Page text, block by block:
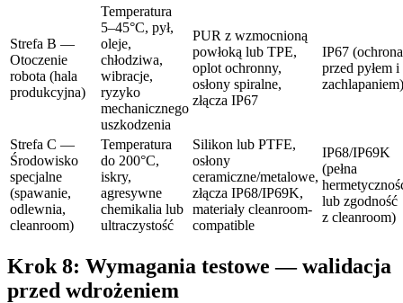
Strefa B —
Otoczenie
robota (hala
produkcyjna)
Temperatura
5–45°C, pył,
oleje,
chłodziwa,
wibracje,
ryzyko
mechanicznego
uszkodzenia
PUR z wzmocnioną
powłoką lub TPE,
oplot ochronny,
osłony spiralne,
złącza IP67
IP67 (ochrona
przed pyłem i
zachlapaniem)
Strefa C —
Środowisko
specjalne
(spawanie,
odlewnia,
cleanroom)
Temperatura
do 200°C,
iskry,
agresywne
chemikalia lub
ultraczystość
Silikon lub PTFE,
osłony
ceramiczne/metalowe,
złącza IP68/IP69K,
materiały cleanroom-
compatible
IP68/IP69K
(pełna
lub zgodność
z cleanroom)
Krok 8: Wymagania testowe — walidacja
przed wdrożeniem